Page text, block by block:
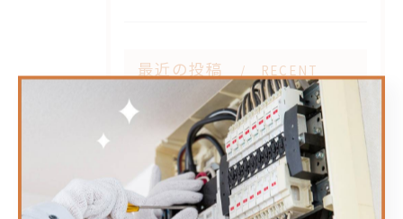
最近の投稿
RECENT
2026/04/25